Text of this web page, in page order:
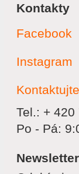
Kontakty
Facebook
Instagram
Tel.: +
Po - Pá:
Newsletter